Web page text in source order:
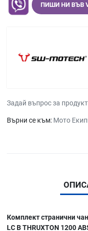
ПИШИ НИ ВЪВ
Задай въпрос за
Върни се към: Мото
Комплект странични
LC B THRUXTON 1200